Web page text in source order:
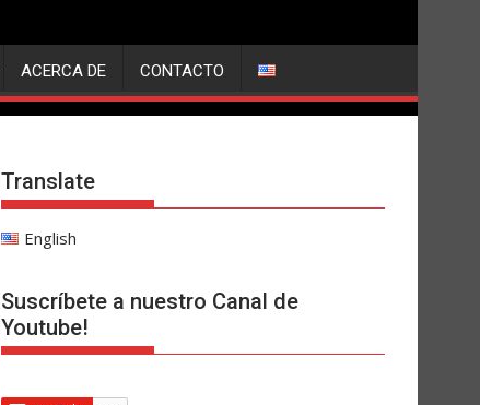
ACERCA DE CONTACTO
Translate
English
Suscríbete a nuestro Canal de
Youtube!